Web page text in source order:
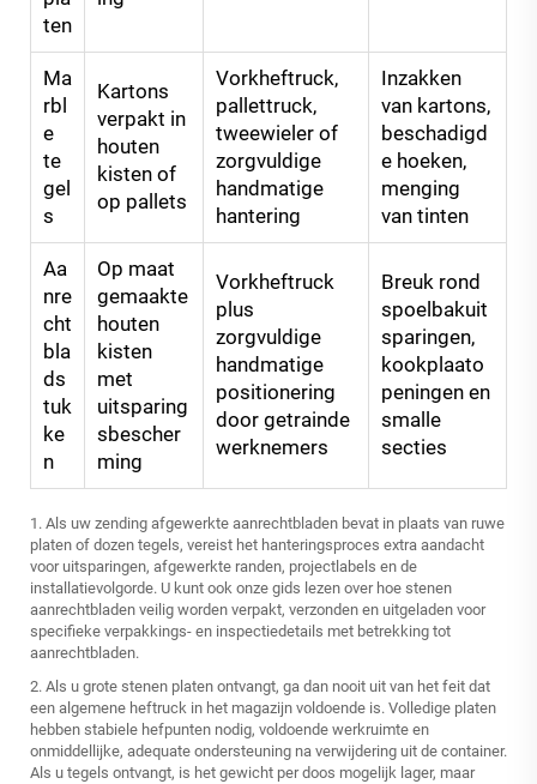
ten
Ma
rbl
e
te
gel
s
Kartons
verpakt in
houten
kisten of
op pallets
Vorkheftruck,
pallettruck,
tweewieler of
zorgvuldige
handmatige
hantering
Inzakken
van kartons,
beschadigd
e hoeken,
menging
van tinten
Aa
nre
cht
bla
ds
tuk
ke
n
Op maat
gemaakte
houten
kisten
met
uitsparing
sbescher
ming
Vorkheftruck
plus
zorgvuldige
handmatige
positionering
door getrainde
werknemers
Breuk rond
spoelbakuit
sparingen,
kookplaato
peningen en
smalle
secties
1. Als uw zending afgewerkte aanrechtbladen bevat in plaats van ruwe
platen of dozen tegels, vereist het hanteringsproces extra aandacht
voor uitsparingen, afgewerkte randen, projectlabels en de
installatievolgorde. U kunt ook onze gids lezen over hoe stenen
aanrechtbladen veilig worden verpakt, verzonden en uitgeladen voor
specifieke verpakkings- en inspectiedetails met betrekking tot
aanrechtbladen.
2. Als u grote stenen platen ontvangt, ga dan nooit uit van het feit dat
een algemene heftruck in het magazijn voldoende is. Volledige platen
hebben stabiele hefpunten nodig, voldoende werkruimte en
onmiddellijke, adequate ondersteuning na verwijdering uit de container.
Als u tegels ontvangt, is het gewicht per doos mogelijk lager, maar